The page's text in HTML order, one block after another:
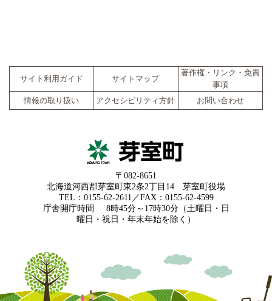
サイト利用ガイド サイトマップ
著作権・リンク・免責
事項
情報の取り扱い
アクセシビリティ方針 お問い合わせ
〒082-8651
北海道河西郡芽室町東2条2丁目14 芽室町役場
TEL：0155-62-2611／FAX：0155-62-4599
庁舎開庁時間
8時45分～17時30分（土曜日・日
曜日・祝日・年末年始を除く）